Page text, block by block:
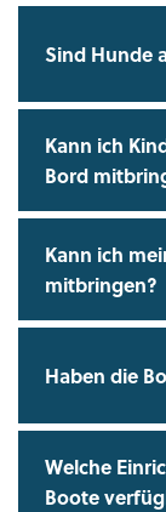
Sind Hunde
Kann ich
Bord
Kann ich
mitbringen?
Haben die
Welche
Boote